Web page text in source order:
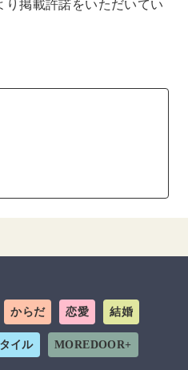
掲載許諾をいただいてい
からだ 恋愛 結婚
イル MOREDOOR+